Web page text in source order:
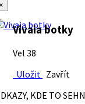
Vivaia botky
Vel 38
Uložit Zavřít
KDE TO